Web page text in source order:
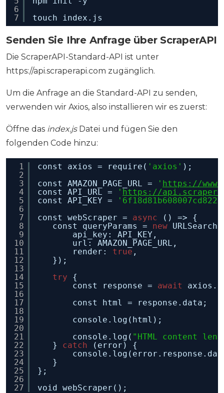
6
7
touch index.js
Senden Sie Ihre Anfrage über ScraperAPI
Die ScraperAPI-Standard-API ist unter
https://api.scraperapi.com zugänglich.
Um die Anfrage an die Standard-API zu senden,
verwenden wir Axios, also installieren wir es zuerst:
Öffne das index.jsDatei und fügen Sie den
folgenden Code hinzu:
1
2
3
4
5
6
7
8
9
10
11
12
13
14
15
16
17
18
19
20
21
22
23
24
25
26
27
const axios = require( 'axios' );
const AMAZON_PAGE_URL =
' https://
const API_URL =
' https://
const API_KEY =
const webScraper = async
() => {
const queryParams = new
api_key: API_KEY,
url: AMAZON_PAGE_URL,
render: true ,
});
try
{
const response = await
const html = response.data;
console.log(html);
console.log( "HTML content
} catch
(error) {
}
};
void webScraper();